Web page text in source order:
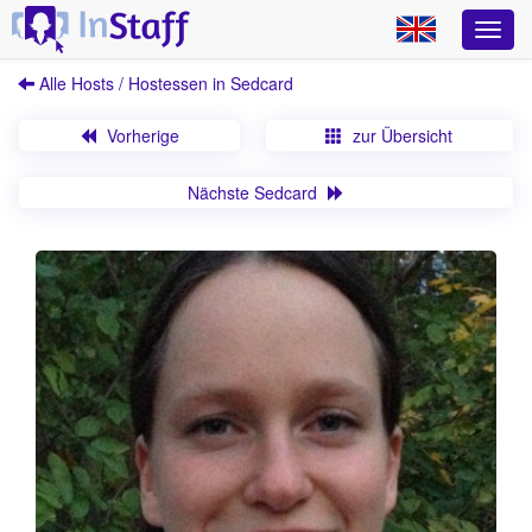
Alle Hosts / Hostessen in Sedcard
Vorherige zur Übersicht
Nächste Sedcard